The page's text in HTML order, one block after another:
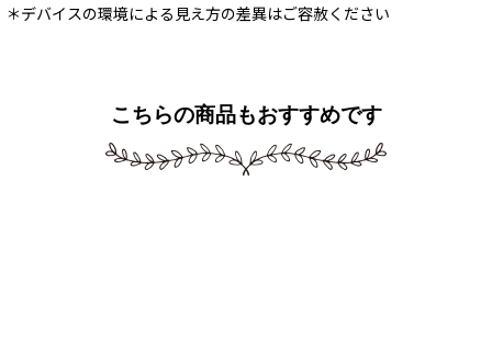
＊デバイスの環境による見え方の差異はご容赦ください
こちらの商品もおすすめです